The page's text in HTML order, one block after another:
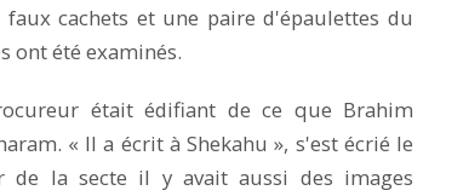
cachets et une paire d'épaulettes du
ont été examinés.
était édifiant de ce que Brahim
« Il a écrit à Shekahu », s'est écrié le
de la secte il y avait aussi des images